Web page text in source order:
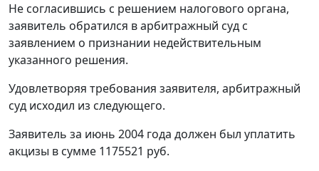
Не согласившись с решением налогового органа,
заявитель обратился в арбитражный суд с
заявлением о признании недействительным
указанного решения.
Удовлетворяя требования заявителя, арбитражный
суд исходил из следующего.
Заявитель за июнь 2004 года должен был уплатить
акцизы в сумме 1175521 руб.